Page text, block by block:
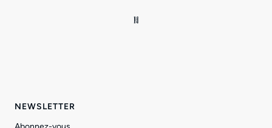
NEWSLETTER